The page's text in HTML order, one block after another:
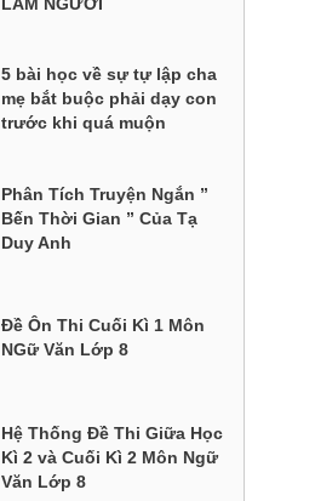
5 bài học về sự tự lập cha
mẹ bắt buộc phải dạy con
trước khi quá muộn
Phân Tích Truyện Ngắn ”
Bến Thời Gian ” Của Tạ
Duy Anh
Đề Ôn Thi Cuối Kì 1 Môn
NGữ Văn Lớp 8
Hệ Thống Đề Thi Giữa Học
Kì 2 và Cuối Kì 2 Môn Ngữ
Văn Lớp 8